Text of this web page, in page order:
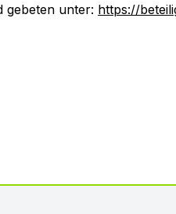
gebeten unter: https://